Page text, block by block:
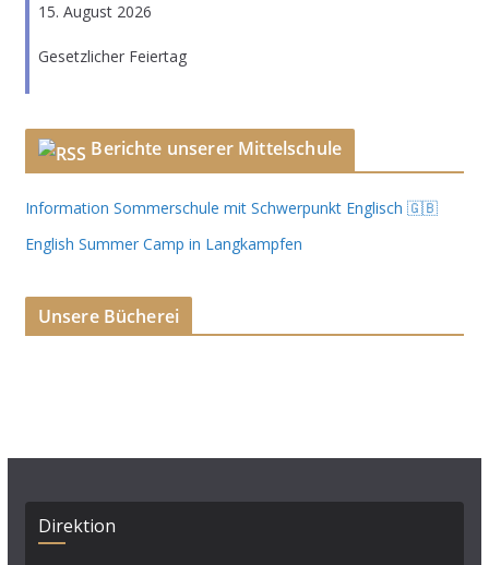
15. August 2026
Gesetzlicher Feiertag
Berichte unserer Mittelschule
Information Sommerschule mit Schwerpunkt Englisch 🇬🇧
English Summer Camp in Langkampfen
Unsere Bücherei
Direktion